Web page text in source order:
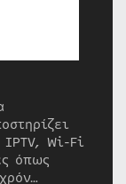
IPTV, Wi-Fi
όπως